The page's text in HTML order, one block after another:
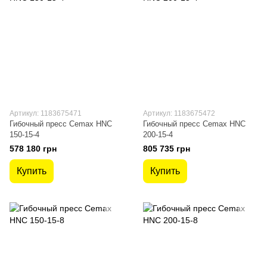
Артикул: 1183675471
Гибочный пресс Cemax HNC
150-15-4
578 180 грн
Купить
Артикул: 1183675472
Гибочный пресс Cemax HNC
200-15-4
805 735 грн
Купить